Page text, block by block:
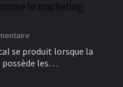
bon
le marketing
fonctionne
le
se produit lorsque la
possède les…